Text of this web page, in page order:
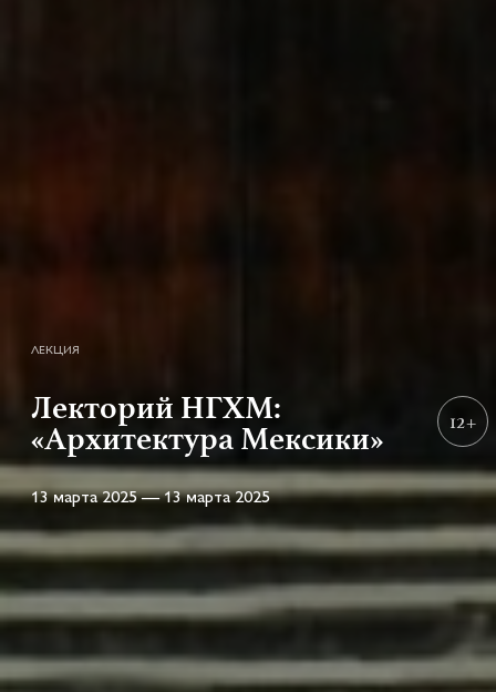
ЛЕКЦИЯ
Лекторий НГХМ:
«Архитектура Мексики»
13 марта 2025 — 13 марта 2025
12+